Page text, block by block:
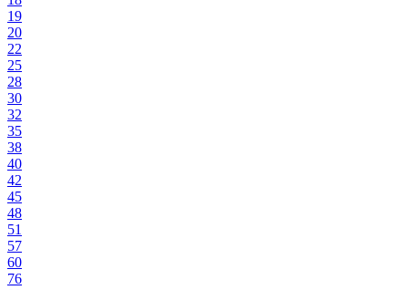
19
20
22
25
28
30
32
35
38
40
42
45
48
51
57
60
76